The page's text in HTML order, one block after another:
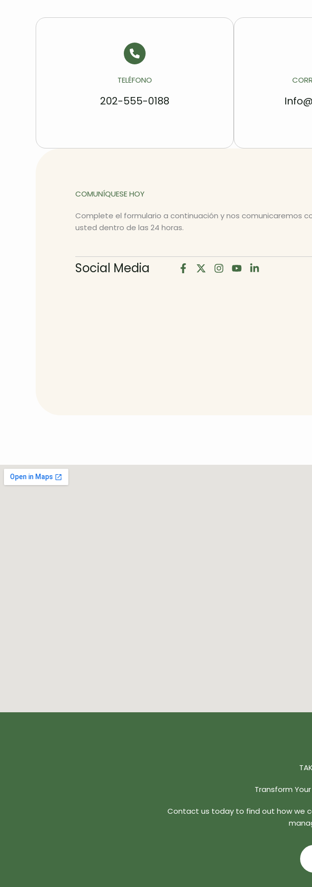
TELÉFONO
202-555-0188
COMUNÍQUESE HOY
Complete el formulario a continuación y nos comunicaremos
usted dentro de las 24 horas.
Social Media
Transform
Contact us today to find out how we